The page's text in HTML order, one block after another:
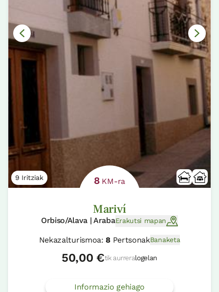
9 Iritziak 8KM-ra
Mariví
Orbiso/Alava | ArabaErakutsi mapan
Nekazalturismoa:8PertsonakBanaketa
50,00 €tik aurreralogelan
Informazio gehiago